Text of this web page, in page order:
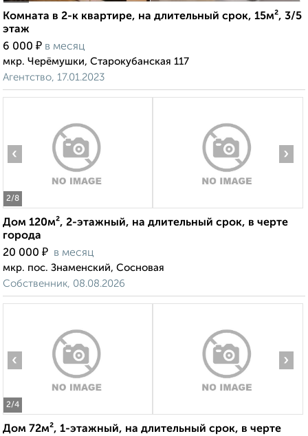
Комната в 2-к квартире, на длительный срок, 15м², 3/5
этаж
6 000 ₽ в месяц
мкр. Черёмушки, Старокубанская 117
Агентство, 17.01.2023
2/8
‹ ›
Дом 120м², 2-этажный, на длительный срок, в черте
города
20 000 ₽ в месяц
мкр. пос. Знаменский, Сосновая
Собственник, 08.08.2026
2/4
‹ ›
Дом 72м², 1-этажный, на длительный срок, в черте